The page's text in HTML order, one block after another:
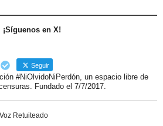
¡Síguenos en X!
Seguir
#NiOlvidoNiPerdón, un espacio libre de
Fundado el 7/7/2017.
Retuiteado